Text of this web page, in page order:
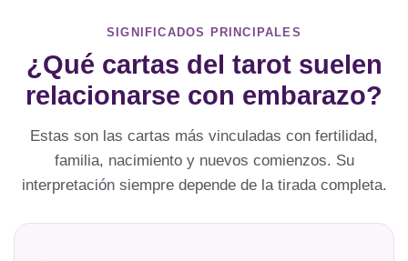
SIGNIFICADOS PRINCIPALES
¿Qué cartas del tarot suelen
relacionarse con embarazo?
Estas son las cartas más vinculadas con fertilidad,
familia, nacimiento y nuevos comienzos. Su
interpretación siempre depende de la tirada completa.